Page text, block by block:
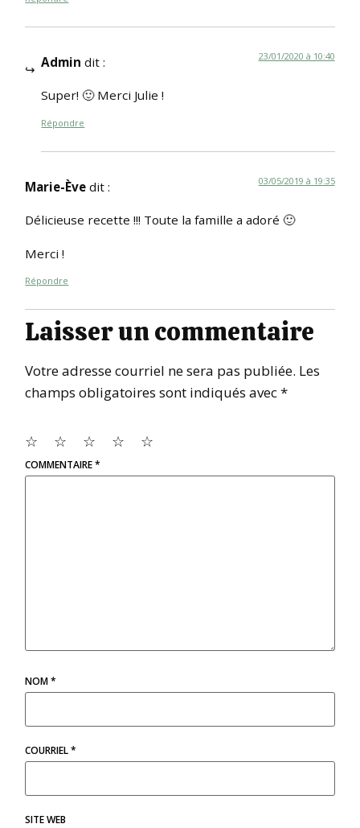
Admin dit : 23/01/2020 à 10:40
Super! 🙂 Merci Julie !
Répondre
Marie-Ève dit : 03/05/2019 à 19:35
Délicieuse recette !!! Toute la famille a adoré 🙂
Merci !
Répondre
Laisser un commentaire
Votre adresse courriel ne sera pas publiée. Les
champs obligatoires sont indiqués avec*
☆
☆
☆
☆
☆
COMMENTAIRE*
NOM*
COURRIEL*
SITE WEB